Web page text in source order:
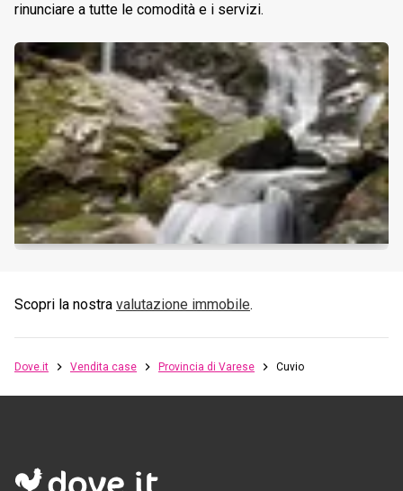
rinunciare a tutte le comodità e i servizi.
Scopri la nostra valutazione immobile.
Dove.it Vendita case Provincia di Varese Cuvio